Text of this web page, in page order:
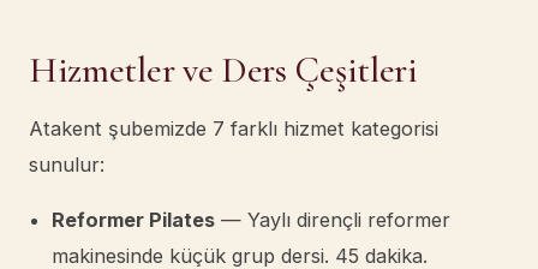
Hizmetler ve Ders Çeşitleri
Atakent şubemizde 7 farklı hizmet kategorisi
sunulur:
Reformer Pilates — Yaylı dirençli reformer
makinesinde küçük grup dersi. 45 dakika.